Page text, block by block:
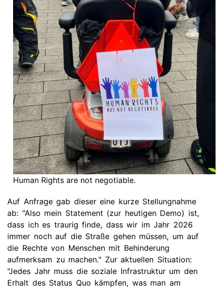
Human Rights are not negotiable.
Auf Anfrage gab dieser eine kurze Stellungnahme
ab: "Also mein Statement (zur heutigen Demo) ist,
dass ich es traurig finde, dass wir im Jahr 2026
immer noch auf die Straße gehen müssen, um auf
die Rechte von Menschen mit Behinderung
aufmerksam zu machen." Zur aktuellen Situation:
"Jedes Jahr muss die soziale Infrastruktur um den
Erhalt des Status Quo kämpfen, was man am